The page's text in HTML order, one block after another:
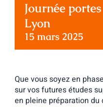
Journée
Lyon
15 mars 2025
Que vous soyez en
sur vos futures études
en pleine préparation du